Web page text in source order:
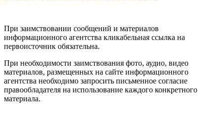
При заимствовании сообщений и материалов
информационного агентства кликабельная ссылка на
первоисточник обязательна.
При необходимости заимствования фото, аудио, видео
материалов, размещенных на сайте информационного
агентства необходимо запросить письменное согласие
правообладателя на использование каждого конкретного
материала.